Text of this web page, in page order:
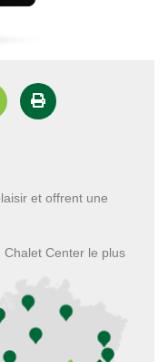
et offrent une
Center le plus